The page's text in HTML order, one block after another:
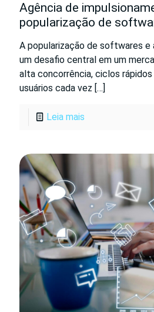
Agência de
popularização de
A popularização de softwares
um desafio central em um
alta concorrência, ciclos
usuários cada vez […]
Leia mais